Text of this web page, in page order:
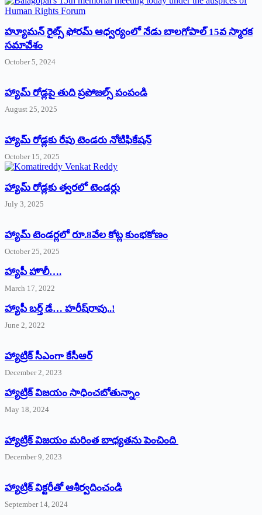
హ్యూమన్‌ రైట్స్‌ ఫోరమ్‌ ఆధ్వర్యంలో నేడు బాలగోపాల్‌ 15వ స్మారక
సమావేశం
October 5, 2024
హ్యామ్‌ రోడ్లపై తుది ప్రపోజల్స్‌ పంపండి
August 25, 2025
హ్యామ్‌ రోడ్లకు రేపు టెండరు నోటిఫికేషన్‌
October 15, 2025
హ్యామ్‌ రోడ్లకు త్వరలో టెండర్లు
July 3, 2025
హ్యామ్‌ ‌టెండర్లలో రూ.8వేల కోట్ల కుంభకోణం
October 25, 2025
హ్యాపీ హొలీ….
March 17, 2022
హ్యాపీ బర్త్ ‌డే… హరీష్‌రావు..!
June 2, 2022
హ్యాట్రిక్‌ ‌సీఎంగా కేసీఆర్‌
December 2, 2023
హ్యాట్రిక్‌ విజయం సాధించబోతున్నాం
May 18, 2024
హ్యాట్రిక్ విజయం మరింత బాధ్యతను పెంచింది
December 9, 2023
హ్యాట్రిక్‌ ‌విక్టరీతో ఆశీర్వదించండి
September 14, 2024